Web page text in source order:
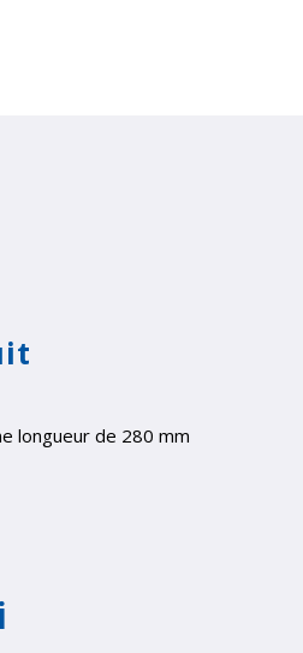
longueur de 280 mm